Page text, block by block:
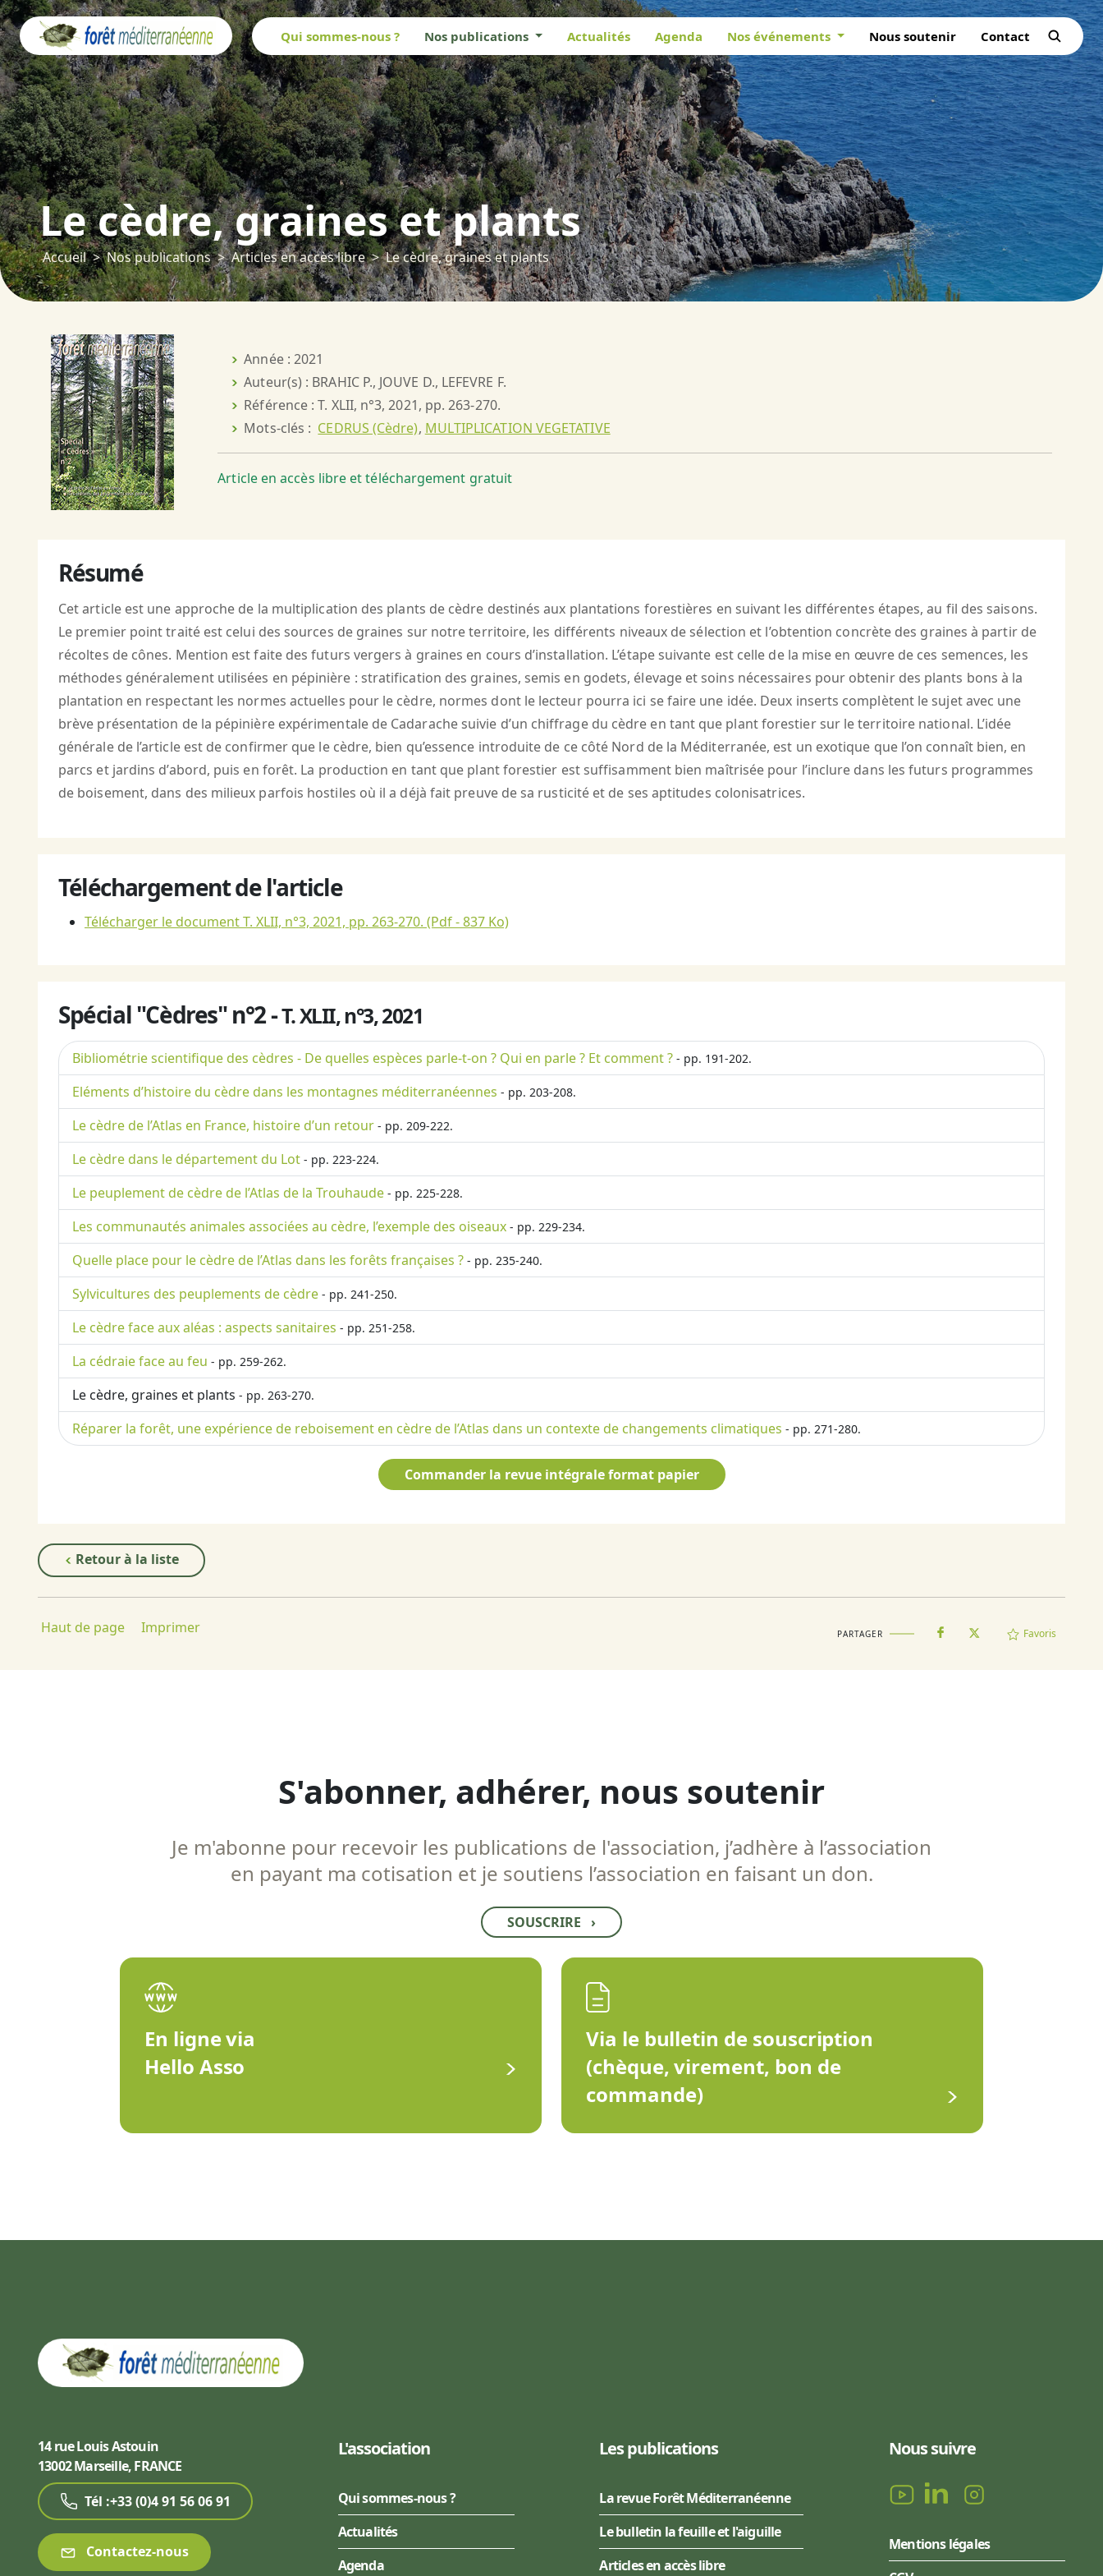
Qui sommes-nous ? Nos publications Actualités Agenda Nos événements Nous soutenir Contact
Le cèdre, graines et plants
Accueil Nos publications Articles en accès libre Le cèdre, graines et plants
Année : 2021
Auteur(s) : BRAHIC P., JOUVE D., LEFEVRE F.
Référence : T. XLII, n°3, 2021, pp. 263-270.
Mots-clés : CEDRUS (Cèdre), MULTIPLICATION VEGETATIVE
Article en accès libre et téléchargement gratuit
Résumé
Cet article est une approche de la multiplication des plants de cèdre destinés aux plantations forestières en suivant les différentes étapes, au fil des saisons.
Le premier point traité est celui des sources de graines sur notre territoire, les différents niveaux de sélection et l’obtention concrète des graines à partir de
récoltes de cônes. Mention est faite des futurs vergers à graines en cours d’installation. L’étape suivante est celle de la mise en œuvre de ces semences, les
méthodes généralement utilisées en pépinière : stratification des graines, semis en godets, élevage et soins nécessaires pour obtenir des plants bons à la
plantation en respectant les normes actuelles pour le cèdre, normes dont le lecteur pourra ici se faire une idée. Deux inserts complètent le sujet avec une
brève présentation de la pépinière expérimentale de Cadarache suivie d’un chiffrage du cèdre en tant que plant forestier sur le territoire national. L’idée
générale de l’article est de confirmer que le cèdre, bien qu’essence introduite de ce côté Nord de la Méditerranée, est un exotique que l’on connaît bien, en
parcs et jardins d’abord, puis en forêt. La production en tant que plant forestier est suffisamment bien maîtrisée pour l’inclure dans les futurs programmes
de boisement, dans des milieux parfois hostiles où il a déjà fait preuve de sa rusticité et de ses aptitudes colonisatrices.
Téléchargement de l'article
Télécharger le document T. XLII, n°3, 2021, pp. 263-270. (Pdf - 837 Ko)
Spécial "Cèdres" n°2 -T. XLII, n°3, 2021
Bibliométrie scientifique des cèdres - De quelles espèces parle-t-on ? Qui en parle ? Et comment ? - pp. 191-202.
Eléments d’histoire du cèdre dans les montagnes méditerranéennes - pp. 203-208.
Le cèdre de l’Atlas en France, histoire d’un retour - pp. 209-222.
Le cèdre dans le département du Lot - pp. 223-224.
Le peuplement de cèdre de l’Atlas de la Trouhaude - pp. 225-228.
Les communautés animales associées au cèdre, l’exemple des oiseaux - pp. 229-234.
Quelle place pour le cèdre de l’Atlas dans les forêts françaises ? - pp. 235-240.
Sylvicultures des peuplements de cèdre - pp. 241-250.
Le cèdre face aux aléas : aspects sanitaires - pp. 251-258.
La cédraie face au feu - pp. 259-262.
Le cèdre, graines et plants - pp. 263-270.
Réparer la forêt, une expérience de reboisement en cèdre de l’Atlas dans un contexte de changements climatiques - pp. 271-280.
Commander la revue intégrale format papier
Retour à la liste
Haut de page Imprimer PARTAGER Favoris
S'abonner, adhérer, nous soutenir
Je m'abonne pour recevoir les publications de l'association, j’adhère à l’association
en payant ma cotisation et je soutiens l’association en faisant un don.
SOUSCRIRE ›
En ligne via
Hello Asso
Via le bulletin de souscription
(chèque, virement, bon de
commande)
14 rue Louis Astouin
13002 Marseille, FRANCE
Tél :+33 (0)4 91 56 06 91
Contactez-nous
L'association
Qui sommes-nous ?
Actualités
Agenda
Les publications
La revue Forêt Méditerranéenne
Le bulletin la feuille et l'aiguille
Articles en accès libre
Nous suivre
Mentions légales
Panneau de gestion des cookies